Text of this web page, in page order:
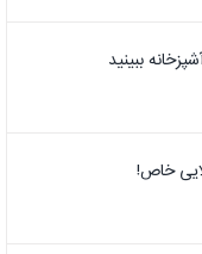
ببینید
خاص!